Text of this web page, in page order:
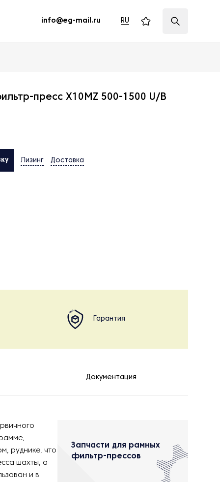
info@eg-mail.ru RU
пресс X10MZ 500-1500 U/B
Лизинг Доставка
Гарантия
Документация
руднике, что
шахты, а
и в
Запчасти для рамных
фильтр-прессов